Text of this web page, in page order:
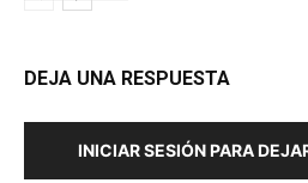
DEJA UNA RESPUESTA
INICIAR SESIÓN PARA